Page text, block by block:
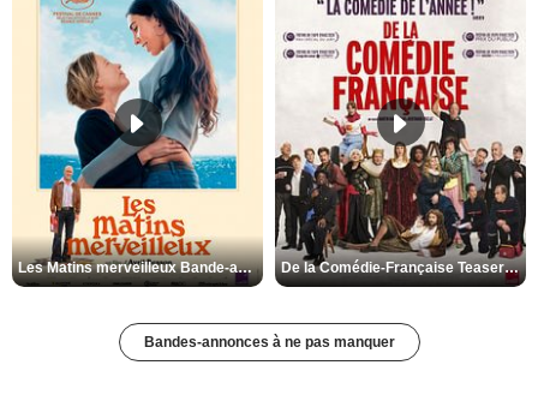
Les Matins merveilleux Bande-annonce VF De la Comédie-Française Teaser VF
Bandes-annonces à ne pas manquer